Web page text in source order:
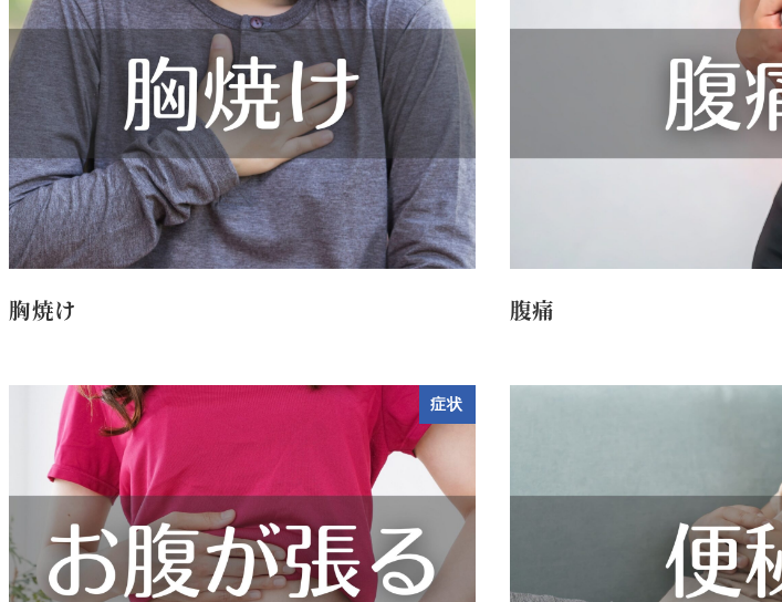
胸焼け 腹痛
症状